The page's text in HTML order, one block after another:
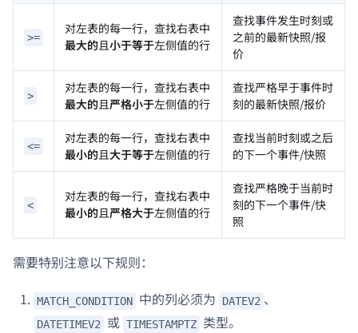
>=
对左表的每一行，查找右表中
最大的且小于等于左侧值的行
查找事件发生时刻或
之前的最新快照/报
价
>
对左表的每一行，查找右表中
最大的且严格小于左侧值的行
查找严格早于事件时
刻的最新快照/报价
<=
对左表的每一行，查找右表中
最小的且大于等于左侧值的行
查找当前时刻或之后
的下一个事件/快照
<
对左表的每一行，查找右表中
最小的且严格大于左侧值的行
查找严格晚于当前时
刻的下一个事件/快
照
需要特别注意以下规则：
MATCH_CONDITION 中的列必须为 DATEV2 、
DATETIMEV2 或 TIMESTAMPTZ 类型。